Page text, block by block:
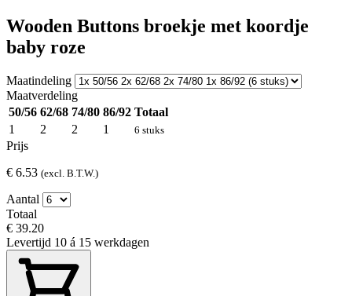
Wooden Buttons broekje met koordje
baby roze
Maatindeling
Maatverdeling
50/56 62/68 74/80 86/92 Totaal
1
2 2 1 6 stuks
Prijs
€ 6.53 (excl. B.T.W.)
Aantal
Totaal
€ 39.20
Levertijd 10 á 15 werkdagen